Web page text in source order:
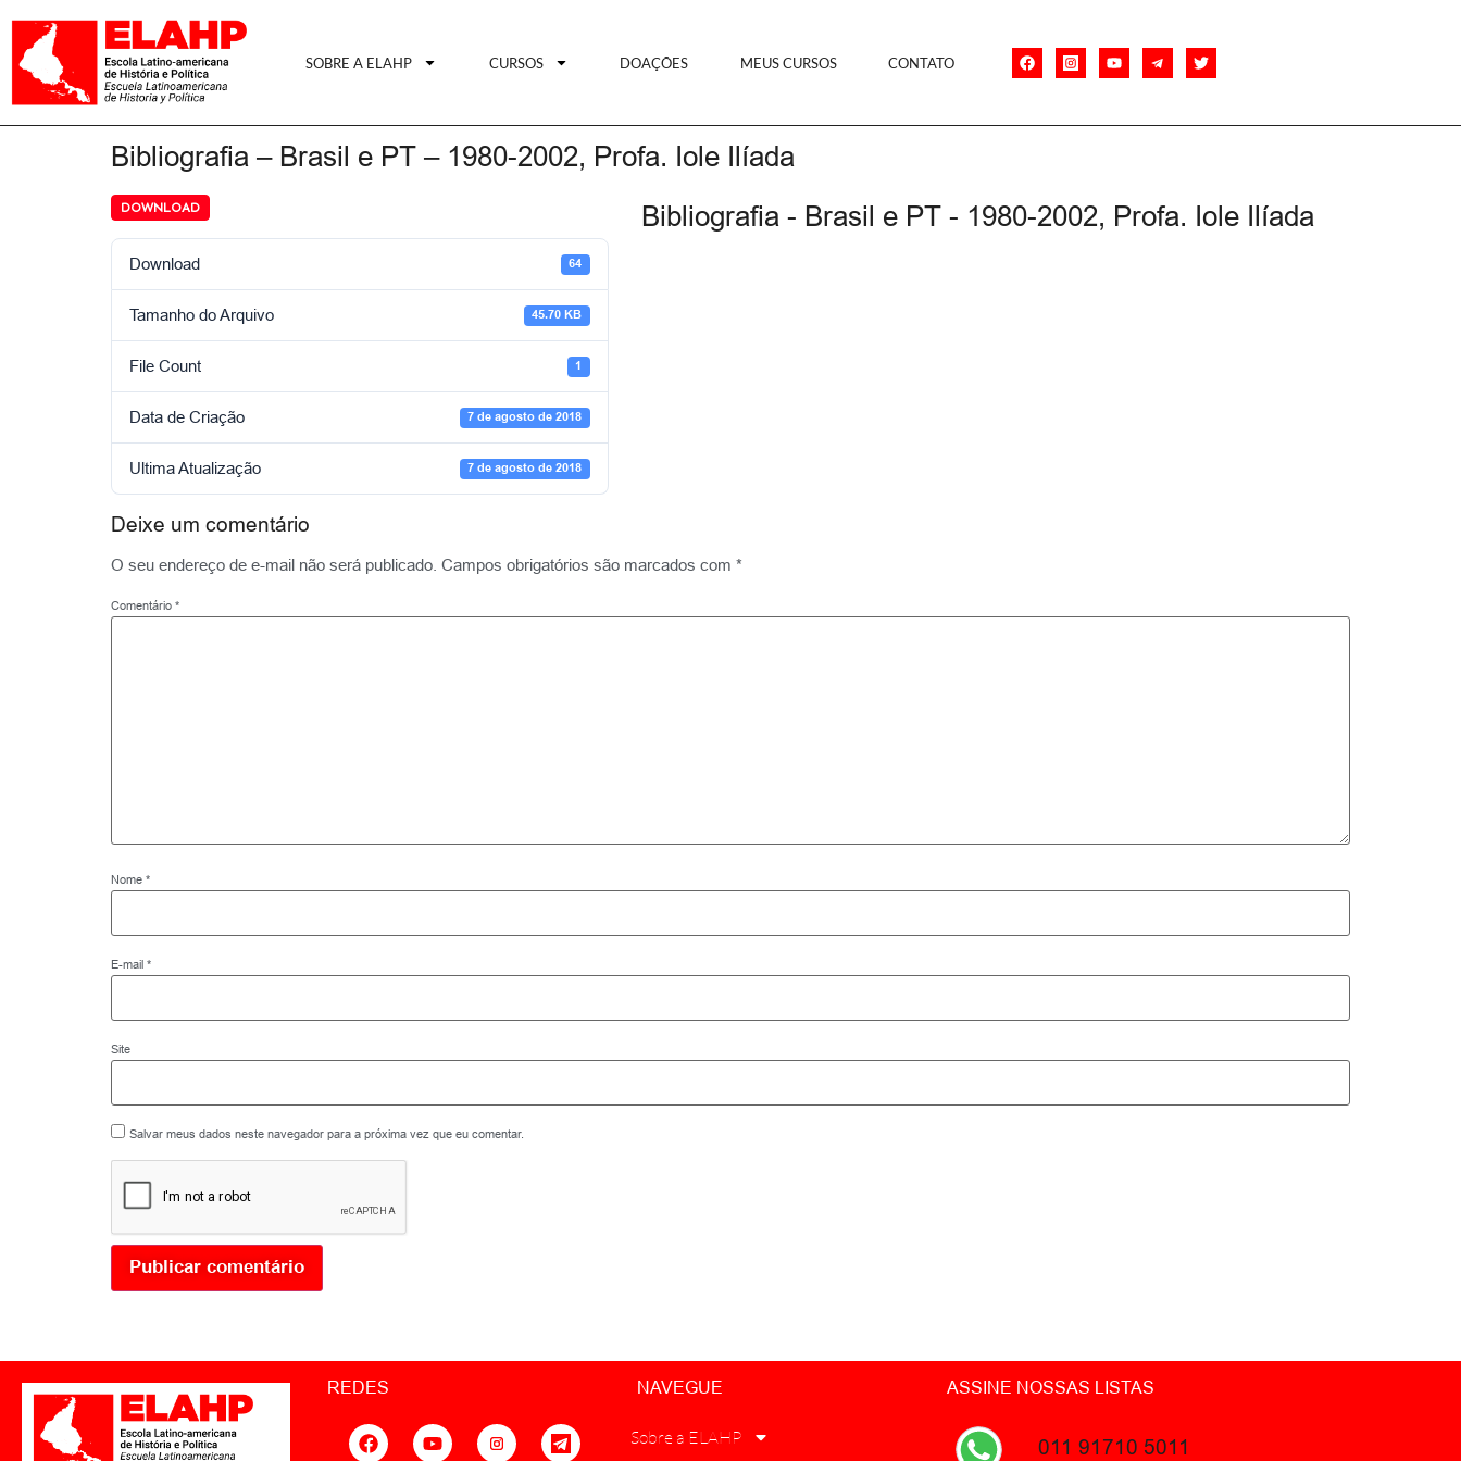
SOBRE A ELAHP CURSOS DOAÇÕES MEUS CURSOS CONTATO
Bibliografia – Brasil e PT – 1980-2002, Profa. Iole Ilíada
DOWNLOAD
Download 64
Tamanho do Arquivo 45.70 KB
File Count 1
Data de Criação 7 de agosto de 2018
Ultima Atualização 7 de agosto de 2018
Bibliografia - Brasil e PT - 1980-2002, Profa. Iole Ilíada
Deixe um comentário
O seu endereço de e-mail não será publicado. Campos obrigatórios são marcados com *
Comentário *
Nome *
E-mail *
Site
Salvar meus dados neste navegador para a próxima vez que eu comentar.
REDES NAVEGUE
Sobre a ELAHP
ASSINE NOSSAS LISTAS
011 91710 5011